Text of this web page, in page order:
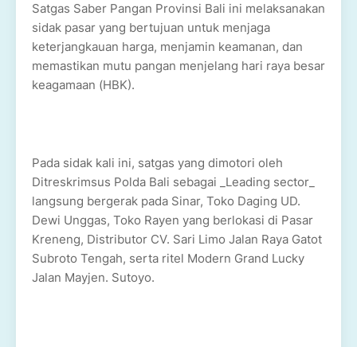
Satgas Saber Pangan Provinsi Bali ini melaksanakan
sidak pasar yang bertujuan untuk menjaga
keterjangkauan harga, menjamin keamanan, dan
memastikan mutu pangan menjelang hari raya besar
keagamaan (HBK).
Pada sidak kali ini, satgas yang dimotori oleh
Ditreskrimsus Polda Bali sebagai _Leading sector_
langsung bergerak pada Sinar, Toko Daging UD.
Dewi Unggas, Toko Rayen yang berlokasi di Pasar
Kreneng, Distributor CV. Sari Limo Jalan Raya Gatot
Subroto Tengah, serta ritel Modern Grand Lucky
Jalan Mayjen. Sutoyo.